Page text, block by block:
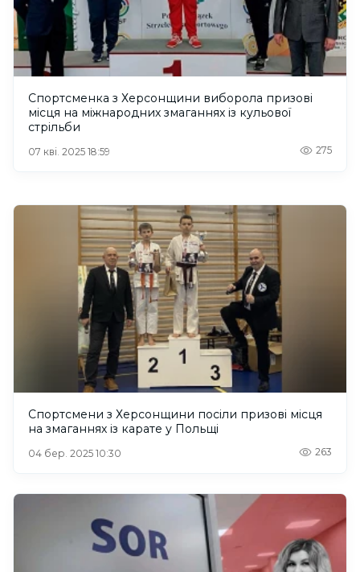
Спортсменка з Херсонщини виборола призові
місця на міжнародних змаганнях із кульової
стрільби
07 кві. 2025 18:59 275
Спортсмени з Херсонщини посіли призові місця
на змаганнях із карате у Польщі
04 бер. 2025 10:30 263